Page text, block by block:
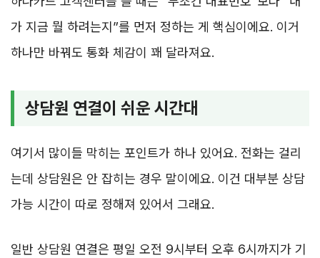
가 지금 뭘 하려는지”를 먼저 정하는 게 핵심이에요. 이거
하나만 바꿔도 통화 체감이 꽤 달라져요.
상담원 연결이 쉬운 시간대
여기서 많이들 막히는 포인트가 하나 있어요. 전화는 걸리
는데 상담원은 안 잡히는 경우 말이에요. 이건 대부분 상담
가능 시간이 따로 정해져 있어서 그래요.
일반 상담원 연결은 평일 오전 9시부터 오후 6시까지가 기